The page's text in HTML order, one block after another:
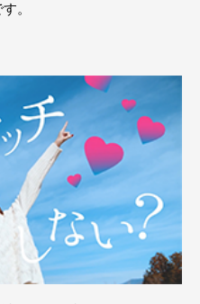
。